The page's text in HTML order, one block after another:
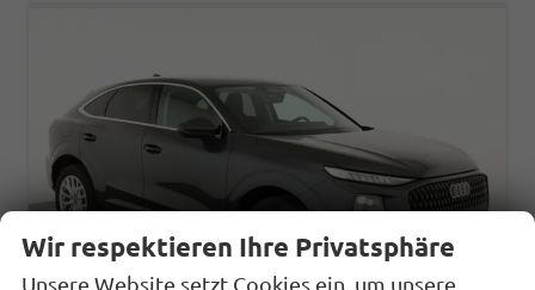
Wir respektieren Ihre Privatsphäre
Unsere Website setzt Cookies ein, um unsere